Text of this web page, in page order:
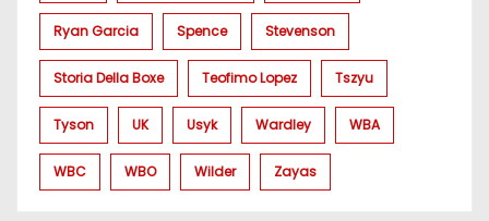
Ryan Garcia Spence Stevenson
Storia Della Boxe Teofimo Lopez Tszyu
Tyson UK Usyk Wardley WBA
WBC WBO Wilder Zayas